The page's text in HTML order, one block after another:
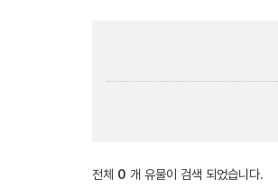
전체 0 개 유물이 검색 되었습니다.